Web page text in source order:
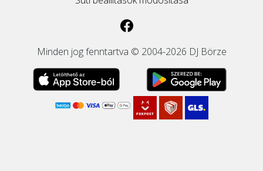
Minden jog fenntartva © 2004-2026 DJ Börze